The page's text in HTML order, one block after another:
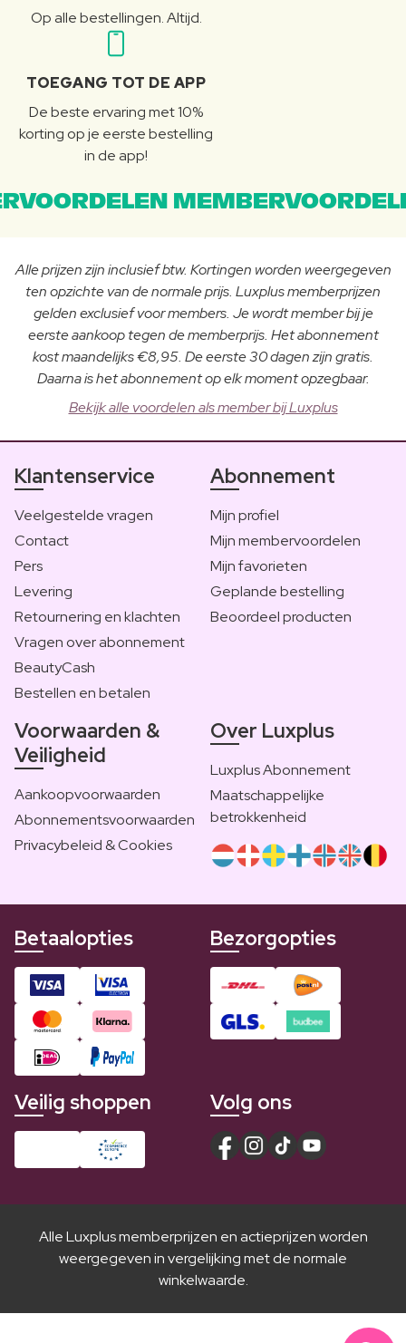
Op alle bestellingen. Altijd.
TOEGANG TOT DE APP
De beste ervaring met 10%
korting op je eerste bestelling
in de app!
Alle prijzen zijn inclusief btw. Kortingen worden weergegeven
ten opzichte van de normale prijs. Luxplus memberprijzen
gelden exclusief voor members. Je wordt member bij je
eerste aankoop tegen de memberprijs. Het abonnement
kost maandelijks €8,95. De eerste 30 dagen zijn gratis.
Daarna is het abonnement op elk moment opzegbaar.
Bekijk alle voordelen als member bij Luxplus
Klantenservice
Veelgestelde vragen
Contact
Pers
Levering
Retournering en klachten
Vragen over abonnement
BeautyCash
Bestellen en betalen
Abonnement
Mijn profiel
Mijn membervoordelen
Mijn favorieten
Geplande bestelling
Beoordeel producten
Voorwaarden &
Veiligheid
Aankoopvoorwaarden
Abonnementsvoorwaarden
Privacybeleid & Cookies
Over Luxplus
Luxplus Abonnement
Maatschappelijke
betrokkenheid
Betaalopties Bezorgopties
Veilig shoppen Volg ons
Alle Luxplus memberprijzen en actieprijzen worden
weergegeven in vergelijking met de normale
winkelwaarde.